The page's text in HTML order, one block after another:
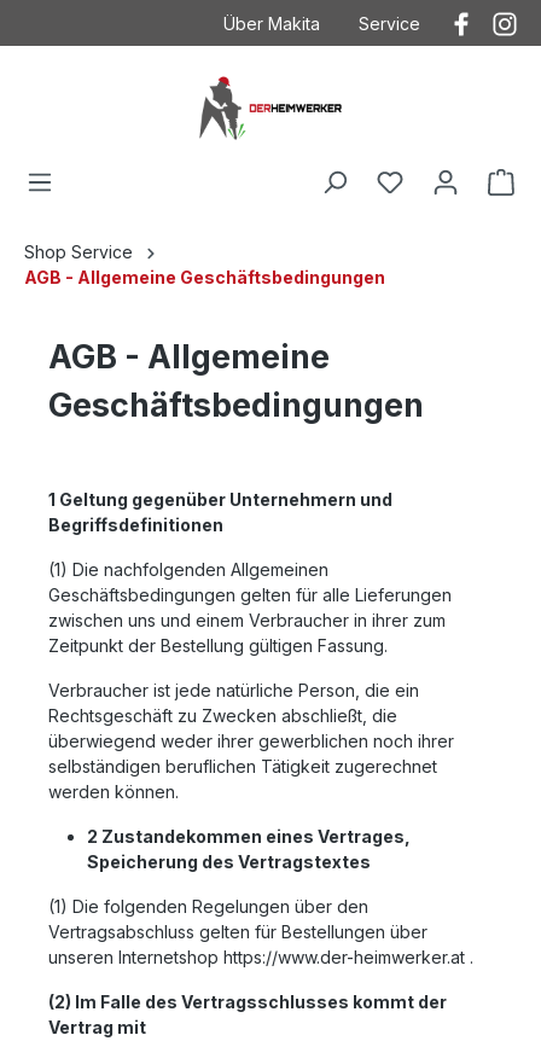
Über Makita
Kontakt
Datenschutz
Service
Produktkataloge
Shop Service
AGB - Allgemeine Geschäftsbedingungen
AGB - Allgemeine
Geschäftsbedingungen
1 Geltung gegenüber Unternehmern und
Begriffsdefinitionen
(1) Die nachfolgenden Allgemeinen
Geschäftsbedingungen gelten für alle Lieferungen
zwischen uns und einem Verbraucher in ihrer zum
Zeitpunkt der Bestellung gültigen Fassung.
Verbraucher ist jede natürliche Person, die ein
Rechtsgeschäft zu Zwecken abschließt, die
überwiegend weder ihrer gewerblichen noch ihrer
selbständigen beruflichen Tätigkeit zugerechnet
werden können.
2 Zustandekommen eines Vertrages,
Speicherung des Vertragstextes
(1) Die folgenden Regelungen über den
Vertragsabschluss gelten für Bestellungen über
unseren Internetshop https://www.der-heimwerker.at .
(2) Im Falle des Vertragsschlusses kommt der
Vertrag mit